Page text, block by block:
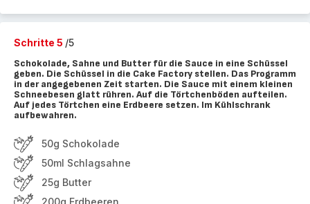
Schritte 5 /5
Schokolade, Sahne und Butter für die Sauce in eine Schüssel
geben. Die Schüssel in die Cake Factory stellen. Das Programm
in der angegebenen Zeit starten. Die Sauce mit einem kleinen
Schneebesen glatt rühren. Auf die Törtchenböden aufteilen.
Auf jedes Törtchen eine Erdbeere setzen. Im Kühlschrank
aufbewahren.
50g Schokolade
50ml Schlagsahne
25g Butter
200g Erdbeeren